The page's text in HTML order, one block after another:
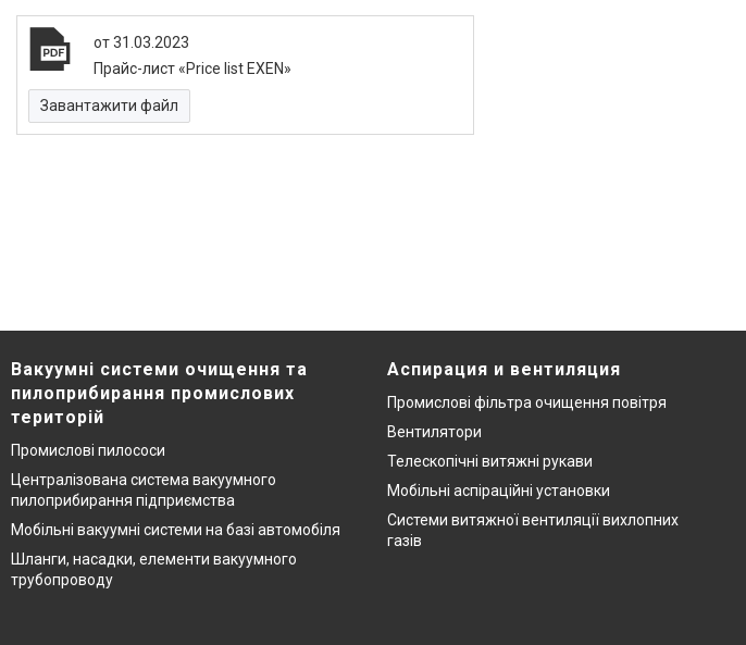
31.03.2023
Прайс-лист «Price list EXEN»
Завантажити файл
Вакуумні системи очищення та
пилоприбирання промислових
територій
Промислові пилососи
Централізована система вакуумного
пилоприбирання підприємства
Мобільні вакуумні системи на базі автомобіля
Шланги, насадки, елементи вакуумного
трубопроводу
Аспирация и вентиляция
Промислові фільтра очищення повітря
Вентилятори
Телескопічні витяжні рукави
Мобільні аспіраційні установки
Системи витяжної вентиляції вихлопних
газів